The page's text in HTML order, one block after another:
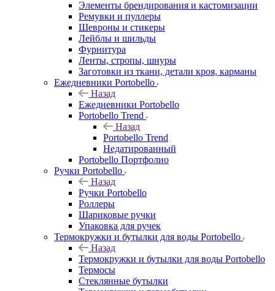
Элементы брендирования и кастомизации
Ремувки и пуллеры
Шевроны и стикеры
Лейблы и шильды
Фурнитура
Ленты, стропы, шнуры
Заготовки из ткани, детали кроя, карманы
Ежедневники Portobello
Назад
Ежедневники Portobello
Portobello Trend
Назад
Portobello Trend
Недатированный
Portobello Портфолио
Ручки Portobello
Назад
Ручки Portobello
Роллеры
Шариковые ручки
Упаковка для ручек
Термокружки и бутылки для воды Portobello
Назад
Термокружки и бутылки для воды Portobello
Термосы
Стеклянные бутылки